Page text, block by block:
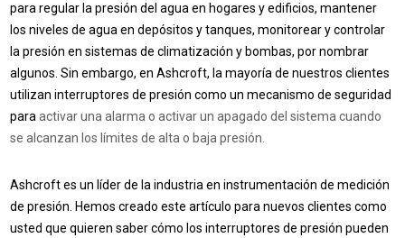
para regular la presión del agua en hogares y edificios, mantener
los niveles de agua en depósitos y tanques, monitorear y controlar
la presión en sistemas de climatización y bombas, por nombrar
algunos. Sin embargo, en Ashcroft, la mayoría de nuestros clientes
utilizan interruptores de presión como un mecanismo de seguridad
paraactivar una alarma o activar un apagado del sistema cuando
se alcanzan los límites de alta o baja presión.
Ashcroft es un líder de la industria en instrumentación de medición
de presión. Hemos creado este artículopara nuevos clientes como
usted que quieren saber cómo los interruptores de presión pueden